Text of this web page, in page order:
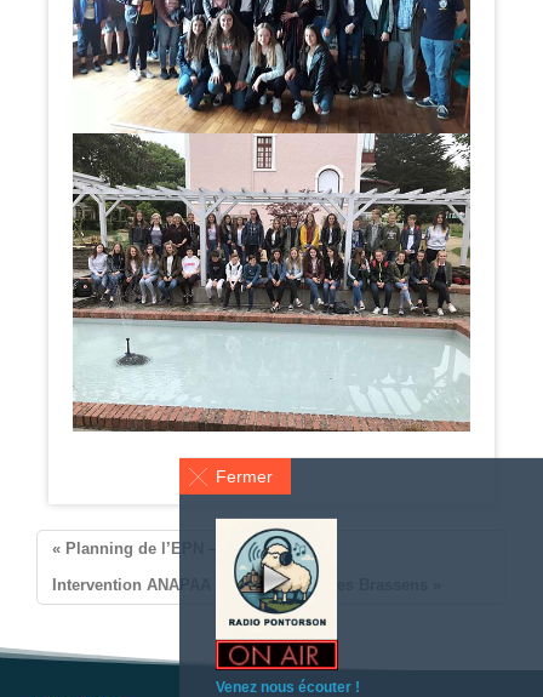
Fermer
Venez nous écouter !
« Planning de l’EPN – Juin 2018
Intervention ANAPAA – Collège Georges Brassens »